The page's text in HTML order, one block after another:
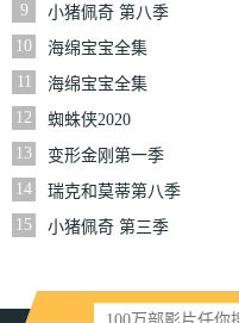
9
小猪佩奇 第八季
10
海绵宝宝全集
11
海绵宝宝全集
12
蜘蛛侠2020
13
变形金刚第一季
14
瑞克和莫蒂第八季
15
小猪佩奇 第三季